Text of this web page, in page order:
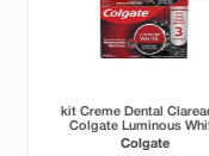
kit Creme Dental
Colgate Luminous
Carvão Ativado 3
Colgate